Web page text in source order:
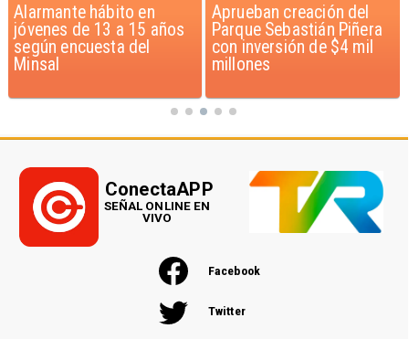
Alarmante hábito en
jóvenes de 13 a 15 años
según encuesta del
Minsal
Aprueban creación del
Parque Sebastián Piñera
con inversión de $4 mil
millones
Facebook
Twitter
ConectaAPP
SEÑAL ONLINE EN
VIVO